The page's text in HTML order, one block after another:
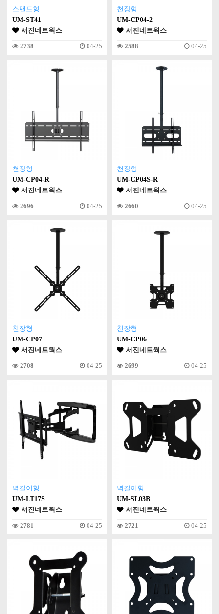
스탠드형
UM-ST41
서진네트웍스
2738 04-25
천장형
UM-CP04-2
서진네트웍스
2588 04-25
천장형
UM-CP04-R
서진네트웍스
2696 04-25
천장형
UM-CP04S-R
서진네트웍스
2660 04-25
천장형
UM-CP07
서진네트웍스
2708 04-25
천장형
UM-CP06
서진네트웍스
2699 04-25
벽걸이형
UM-LT17S
서진네트웍스
2781 04-25
벽걸이형
UM-SL03B
서진네트웍스
2721 04-25